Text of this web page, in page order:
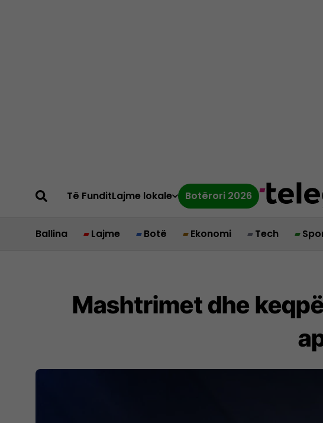
Të FunditLajme lokale Botërori 2026
Ballina Lajme Botë Ekonomi Tech
Mashtrimet dhe